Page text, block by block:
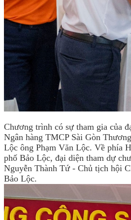
Chương trình có sự tham gia của
Ngân hàng TMCP Sài Gòn
Lộc ông Phạm Văn Lộc. Về phía
phố Bảo Lộc, đại diện tham dự
Nguyễn Thành Tứ - Chủ tịch hội
Bảo Lộc.